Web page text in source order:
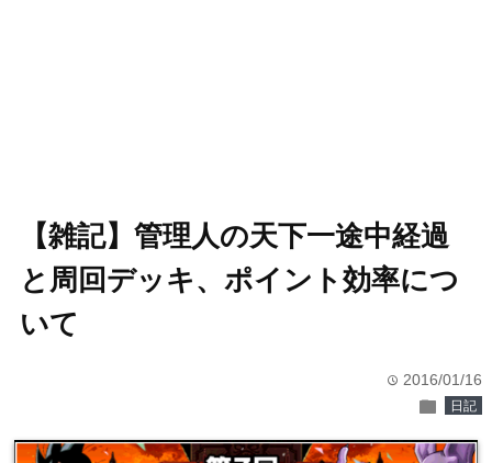
【雑記】管理人の天下一途中経過
と周回デッキ、ポイント効率につ
いて
time 2016/01/16
folder 日記